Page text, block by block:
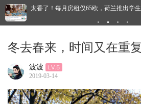
太香了！每月房租仅65欧，荷兰推出学
冬去春来，时间又在重复
波波
2019-03-14